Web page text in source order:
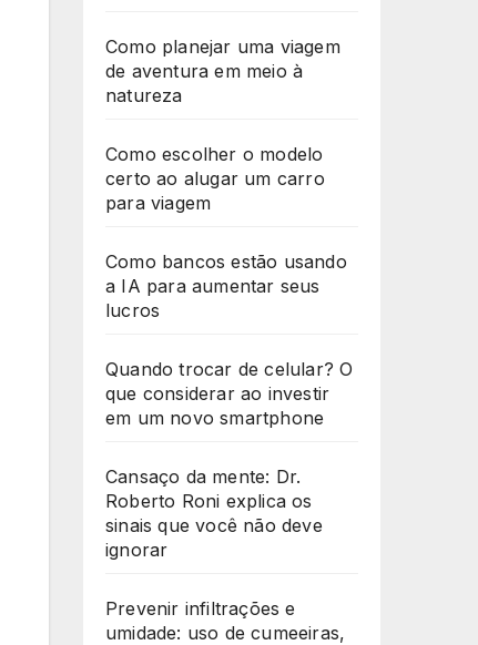
Como planejar uma viagem
de aventura em meio à
natureza
Como escolher o modelo
certo ao alugar um carro
para viagem
Como bancos estão usando
a IA para aumentar seus
lucros
Quando trocar de celular? O
que considerar ao investir
em um novo smartphone
Cansaço da mente: Dr.
Roberto Roni explica os
sinais que você não deve
ignorar
Prevenir infiltrações e
umidade: uso de cumeeiras,